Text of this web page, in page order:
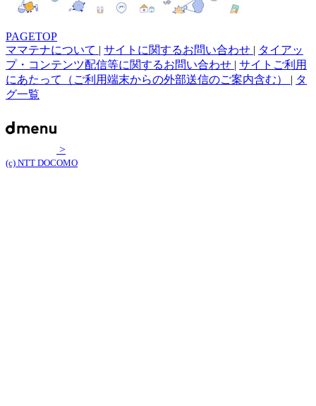
PAGETOP
ママテナについて | サイトに関するお問い合わせ | タイアッ
プ・コンテンツ配信等に関するお問い合わせ | サイトご利用
にあたって（ご利用端末からの外部送信のご案内含む） | タ
グ一覧
>
(c) NTT DOCOMO